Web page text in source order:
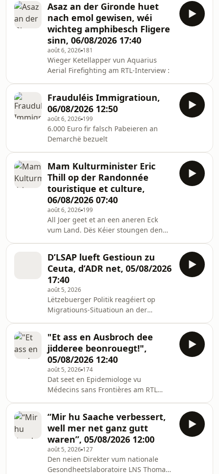
Asaz an der Gironde huet
nach emol gewisen, wéi
wichteg amphibesch Fligere
sinn, 06/08/2026 17:40
août 6, 2026 181
Wieger Ketellapper vun Aquarius
Aerial Firefighting am RTL-Interview :
Frauduléis Immigratioun,
06/08/2026 12:50
août 6, 2026 199
6.000 Euro fir falsch Pabeieren an
Demarchë bezuelt
Mam Kulturminister Eric
Thill op der Randonnée
touristique et culture,
06/08/2026 07:40
août 6, 2026 199
All Joer geet et an een aneren Eck
vum Land. Dës Kéier stoungen den
D’LSAP lueft Gestioun zu
Ceuta, d’ADR net, 05/08/2026
17:40
août 5, 2026
Lëtzebuerger Politik reagéiert op
Migratiouns-Situatioun an der
"Et ass en Ausbroch dee
jidderee beonrouegt!",
05/08/2026 12:40
août 5, 2026 174
Dat seet en Epidemiologe vu
Médecins sans Frontières am RTL
Republik Kongo.
“Mir hu Saache verbessert,
well mer net ganz gutt
waren”, 05/08/2026 12:00
août 5, 2026 127
Den neien Direkter vum nationale
Gesondheetslaboratoire LNS Thomas